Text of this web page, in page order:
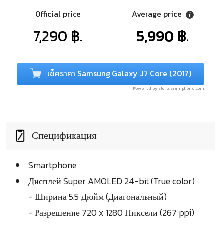
Official price
7,290 ฿.
Average price
5,990 ฿.
เช็คราคา Samsung Galaxy J7 Core (2017)
Powered by store.siamphone.com
Спецификация
Smartphone
Дисплей Super AMOLED 24-bit (True color)
- Ширина 5.5 Дюйм (Диагональный)
- Разрешение 720 x 1280 Пиксели (267 ppi)